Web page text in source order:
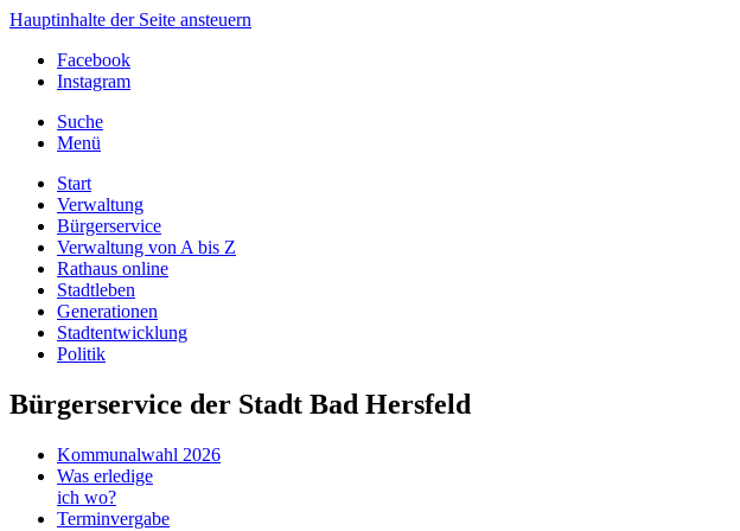
Hauptinhalte der Seite ansteuern
Facebook
Instagram
Suche
Menü
Start
Verwaltung
Bürgerservice
Verwaltung von A bis Z
Rathaus online
Stadtleben
Generationen
Stadtentwicklung
Politik
Bürgerservice der Stadt Bad Hersfeld
Kommunalwahl 2026
Was erledige
ich wo?
Terminvergabe